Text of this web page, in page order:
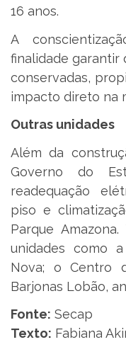
16 anos.
A
finalidade garantir
conservadas,
impacto direto na
Outras unidades
Além da
Governo do
readequação
piso e
Parque
unidades como
Nova; o Centro
Barjonas Lobão,
Fonte: Secap
Texto: Fabiana